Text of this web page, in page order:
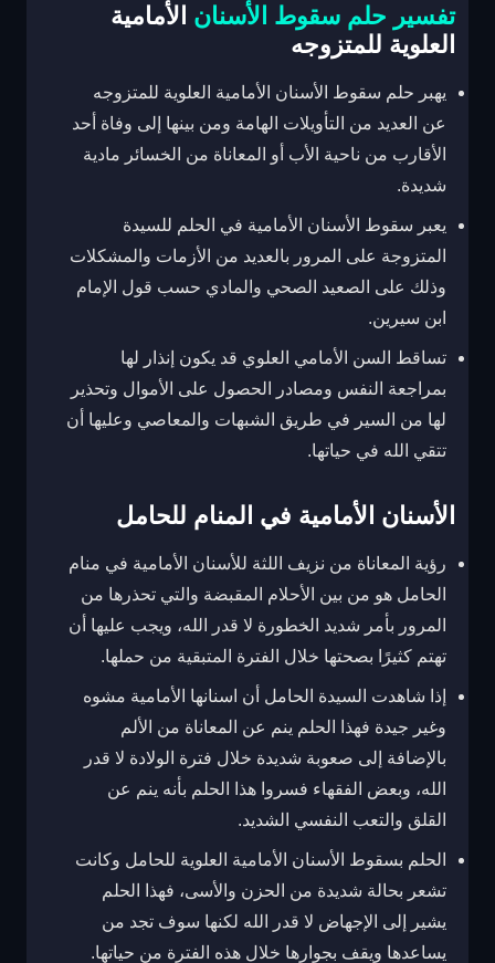
تفسير حلم سقوط الأسنان الأمامية
العلوية للمتزوجه
يهبر حلم سقوط الأسنان الأمامية العلوية للمتزوجه
عن العديد من التأويلات الهامة ومن بينها إلى وفاة أحد
الأقارب من ناحية الأب أو المعاناة من الخسائر مادية
شديدة.
يعبر سقوط الأسنان الأمامية في الحلم للسيدة
المتزوجة على المرور بالعديد من الأزمات والمشكلات
وذلك على الصعيد الصحي والمادي حسب قول الإمام
ابن سيرين.
تساقط السن الأمامي العلوي قد يكون إنذار لها
بمراجعة النفس ومصادر الحصول على الأموال وتحذير
لها من السير في طريق الشبهات والمعاصي وعليها أن
تتقي الله في حياتها.
الأسنان الأمامية في المنام للحامل
رؤية المعاناة من نزيف اللثة للأسنان الأمامية في منام
الحامل هو من بين الأحلام المقبضة والتي تحذرها من
المرور بأمر شديد الخطورة لا قدر الله، ويجب عليها أن
تهتم كثيرًا بصحتها خلال الفترة المتبقية من حملها.
إذا شاهدت السيدة الحامل أن اسنانها الأمامية مشوه
وغير جيدة فهذا الحلم ينم عن المعاناة من الألم
بالإضافة إلى صعوبة شديدة خلال فترة الولادة لا قدر
الله، وبعض الفقهاء فسروا هذا الحلم بأنه ينم عن
القلق والتعب النفسي الشديد.
الحلم بسقوط الأسنان الأمامية العلوية للحامل وكانت
تشعر بحالة شديدة من الحزن والأسى، فهذا الحلم
يشير إلى الإجهاض لا قدر الله لكنها سوف تجد من
يساعدها ويقف بجوارها خلال هذه الفترة من حياتها.